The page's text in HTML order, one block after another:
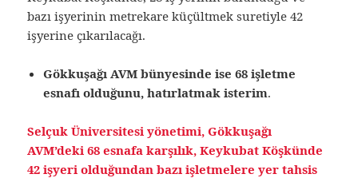
bazı işyerinin metrekare küçültmek suretiyle 42
işyerine çıkarılacağı.
Gökkuşağı AVM bünyesinde ise 68 işletme
esnafı olduğunu, hatırlatmak isterim.
Selçuk Üniversitesi yönetimi, Gökkuşağı
AVM’deki 68 esnafa karşılık, Keykubat Köşkünde
42 işyeri olduğundan bazı işletmelere yer tahsis